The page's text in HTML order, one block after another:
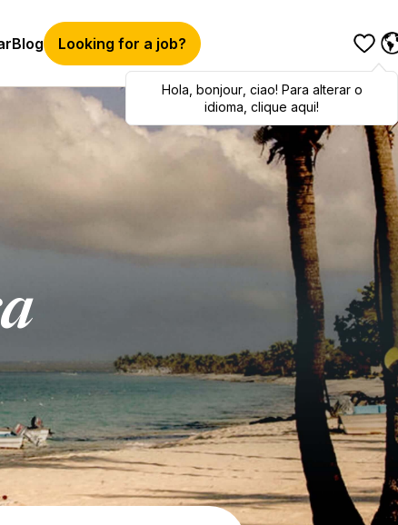
Blog Looking for a job?
Hola,bonjour,ciao! To switch
languages, click here!
Hola bonjour, ciao! Para alterar o
idioma, clique aqui!